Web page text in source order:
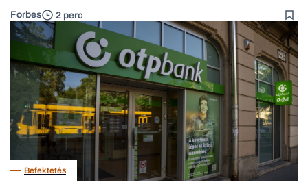
Forbes 2 perc
Befektetés